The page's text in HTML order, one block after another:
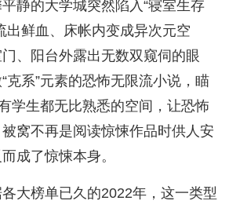
静的大学城突然陷入“寝室生存
出鲜血、床帐内变成异次元空
、阳台外露出无数双窥伺的眼
系”元素的恐怖无限流小说，瞄
学生都无比熟悉的空间，让恐怖
窝不再是阅读惊悚作品时供人安
成了惊悚本身。
大榜单已久的2022年，这一类型